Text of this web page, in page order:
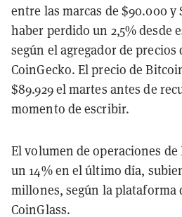
entre las marcas de $90.000 y
haber perdido un 2,5% desde
según el agregador de
CoinGecko. El precio de
$89.929 el martes antes de
momento de escribir.
El volumen de operaciones
un 14% en el último día,
millones, según la plataforma
CoinGlass.